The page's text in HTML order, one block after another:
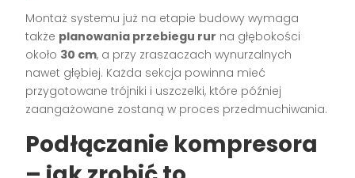
Montaż systemu już na etapie budowy wymaga
także planowania przebiegu rur na głębokości
około 30 cm, a przy zraszaczach wynurzalnych
nawet głębiej. Każda sekcja powinna mieć
przygotowane trójniki i uszczelki, które później
zaangażowane zostaną w proces przedmuchiwania.
Podłączanie kompresora